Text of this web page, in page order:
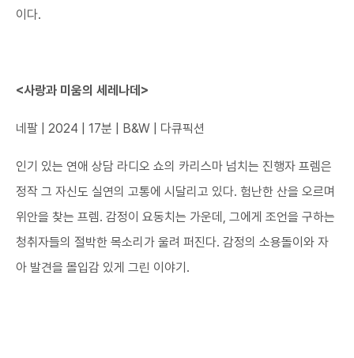
이다.
<사랑과 미움의 세레나데>​
네팔 | 2024 | 17분 | B&W | 다큐픽션
인기 있는 연애 상담 라디오 쇼의 카리스마 넘치는 진행자 프렘은
정작 그 자신도 실연의 고통에 시달리고 있다. 험난한 산을 오르며
위안을 찾는 프렘. 감정이 요동치는 가운데, 그에게 조언을 구하는
청취자들의 절박한 목소리가 울려 퍼진다. 감정의 소용돌이와 자
아 발견을 몰입감 있게 그린 이야기.